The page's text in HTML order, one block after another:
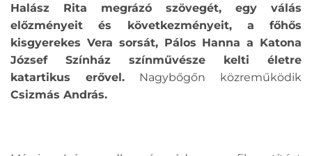
Halász Rita megrázó szövegét, egy válás
előzményeit és következményeit, a főhős
kisgyerekes Vera sorsát, Pálos Hanna a Katona
József Színház színművésze kelti életre
katartikus erővel. Nagybőgőn közreműködik
Csizmás András.